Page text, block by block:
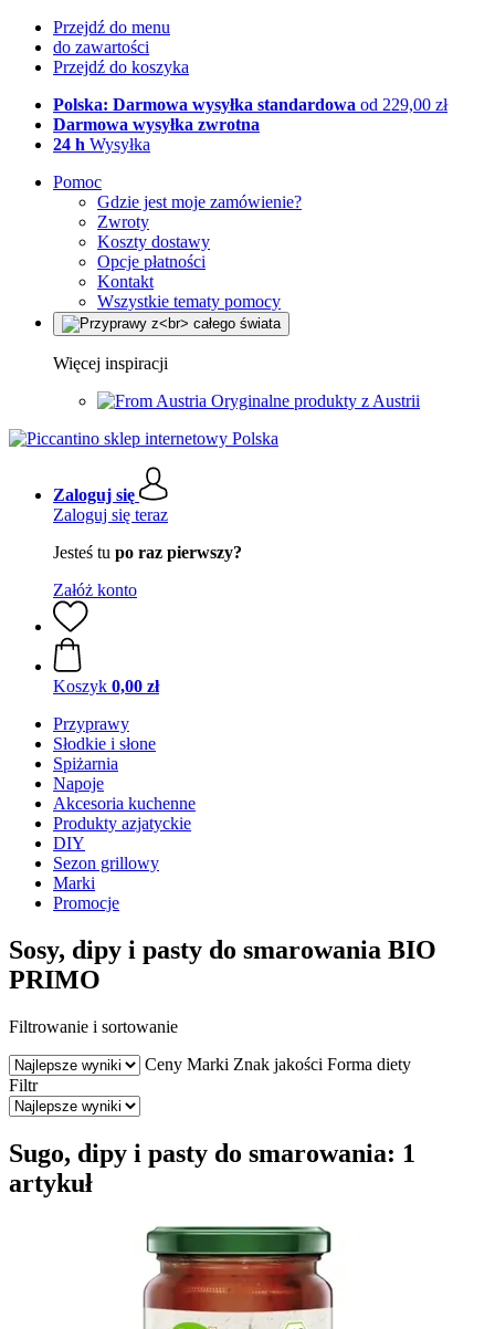
Przejdź do menu
do zawartości
Przejdź do koszyka
Polska: Darmowa wysyłka standardowa od 229,00 zł
Darmowa wysyłka zwrotna
24 h Wysyłka
Pomoc
Gdzie jest moje zamówienie?
Zwroty
Koszty dostawy
Opcje płatności
Kontakt
Wszystkie tematy pomocy
Więcej inspiracji
Oryginalne produkty z Austrii
Zaloguj się
Zaloguj się teraz
Jesteś tu po raz pierwszy?
Załóż konto
Koszyk 0,00 zł
Przyprawy
Słodkie i słone
Spiżarnia
Napoje
Akcesoria kuchenne
Produkty azjatyckie
DIY
Sezon grillowy
Marki
Promocje
Sosy, dipy i pasty do smarowania BIO
PRIMO
Filtrowanie i sortowanie
Ceny Marki Znak jakości Forma diety
Filtr
Sugo, dipy i pasty do smarowania: 1
artykuł